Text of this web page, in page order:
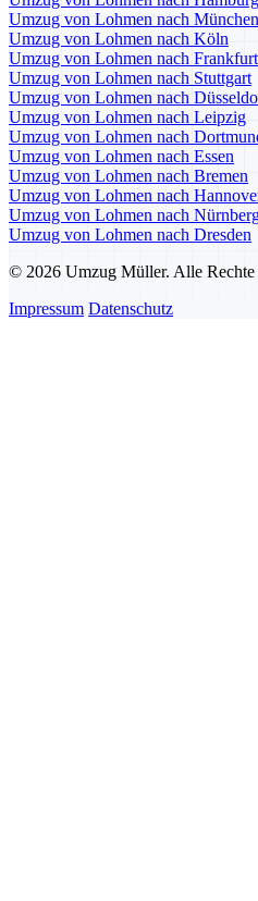
Umzug von Lohmen nach München
Umzug von Lohmen nach Köln
Umzug von Lohmen nach
Umzug von Lohmen nach Stuttgart
Umzug von Lohmen nach
Umzug von Lohmen nach Leipzig
Umzug von Lohmen nach
Umzug von Lohmen nach Essen
Umzug von Lohmen nach Bremen
Umzug von Lohmen nach
Umzug von Lohmen nach
Umzug von Lohmen nach Dresden
© 2026 Umzug Müller. Alle Rechte
Impressum Datenschutz